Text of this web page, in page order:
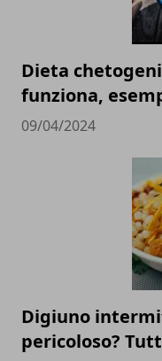
Dieta
funziona,
09/04/2024
Digiuno
pericoloso?